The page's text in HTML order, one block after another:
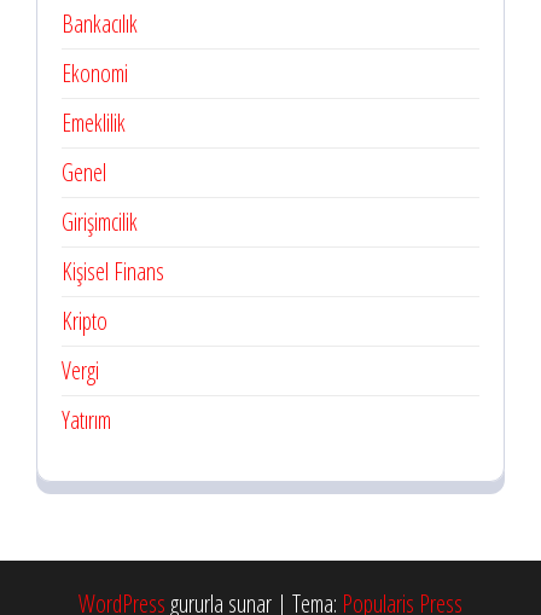
Bankacılık
Ekonomi
Emeklilik
Genel
Girişimcilik
Kişisel Finans
Kripto
Vergi
Yatırım
WordPress gururla sunar | Tema: Popularis Press